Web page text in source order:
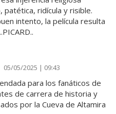
patética, ridícula y risible.
intento, la película resulta
05/05/2025 | 09:43
para los fanáticos de
de carrera de historia y
por la Cueva de Altamira